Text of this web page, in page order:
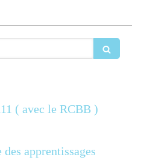
( avec le RCBB )
apprentissages